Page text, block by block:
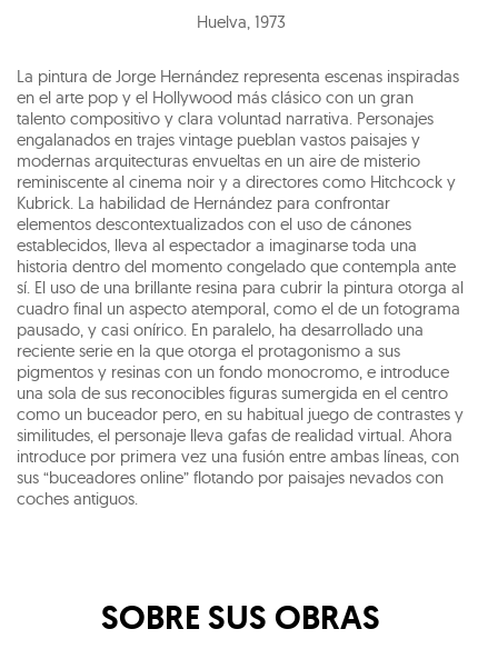
Huelva, 1973
La pintura de Jorge Hernández representa escenas inspiradas
en el arte pop y el Hollywood más clásico con un gran
talento compositivo y clara voluntad narrativa. Personajes
engalanados en trajes vintage pueblan vastos paisajes y
modernas arquitecturas envueltas en un aire de misterio
reminiscente al cinema noir y a directores como Hitchcock y
Kubrick. La habilidad de Hernández para confrontar
elementos descontextualizados con el uso de cánones
establecidos, lleva al espectador a imaginarse toda una
historia dentro del momento congelado que contempla ante
sí. El uso de una brillante resina para cubrir la pintura otorga al
cuadro final un aspecto atemporal, como el de un fotograma
pausado, y casi onírico. En paralelo, ha desarrollado una
reciente serie en la que otorga el protagonismo a sus
pigmentos y resinas con un fondo monocromo, e introduce
una sola de sus reconocibles figuras sumergida en el centro
como un buceador pero, en su habitual juego de contrastes y
similitudes, el personaje lleva gafas de realidad virtual. Ahora
introduce por primera vez una fusión entre ambas líneas, con
sus “buceadores online” flotando por paisajes nevados con
coches antiguos.
SOBRE SUS OBRAS